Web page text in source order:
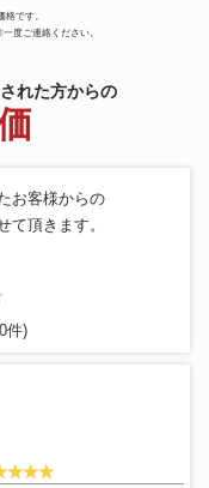
15,600円
4,000円
ピ
27,200円
です。
度ご連絡ください。
れた方からの
お客様からの
て頂きます。
件)